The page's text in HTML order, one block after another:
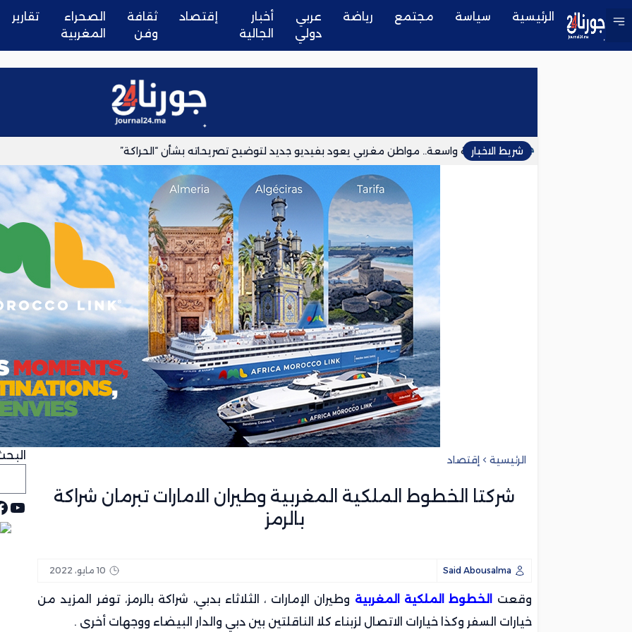
الرئيسية سياسة مجتمع رياضة
عربي
دولي
أخبار
الجالية
إقتصاد
ثقافة
وفن
الصحراء
المغربية
تقارير
شريط الاخبارأثار ضجة واسعة.. مواطن مغربي يعود بفيديو جديد لتوضيح تصريحاته بشأن “الحراكة”
مصرع مهاجر أثناء محاولته الوصول إلى سبتة المحتلة باستعمال طائرة شراعية
منظمة استقلالية في مايوركا تدعو إلى نقل سيادة سبتة ومليلية إلى المغرب
فرع المعطلين ببركان يستأنف خطواته التصعيدية ويتجه نحو الحدود عقب غياب التجاوب مع ملفهم المطلبي
إنجاز طبي عالمي بقيادة مغربي.. اختبار يقترب من تغيير قواعد تشخيص الزهايمر
المنظمة الديمقراطية للشغل تجدد مطالبتها بتمكين مغاربة العالم من حقوقهم السياسية الكاملة
الصحة العالمية توصي باختبار لقاح “إرفيبو” لمواجهة سلالة جديدة من الإيبولا في الكونغو الديمقراطية
تعزيزات أمنية بإقليم فحص أنجرة لدعم الجاهزية الأمنية والاستجابة للطوارئ
الجديدة.. توقيف شخصين للاشتباه في تورطهما في سرقات من داخل المنازل
حفل زفاف يتحول إلى عزاء بسبت ولاد النمة
الرئيسية إقتصاد
شركتا الخطوط الملكية المغربية وطيران الامارات تبرمان شراكة
بالرمز
Said Abousalma 10 مايو، 2022
وقعت الخطوط الملكية المغربية وطيران الإمارات ، الثلاثاء بدبي، شراكة بالرمز، توفر المزيد من
خيارات السفر وكذا خيارات الاتصال لزبناء كلا الناقلتين بين دبي والدار البيضاء ووجهات أخرى .